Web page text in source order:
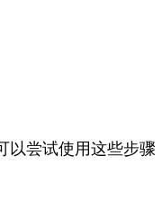
尝试使用这些步骤